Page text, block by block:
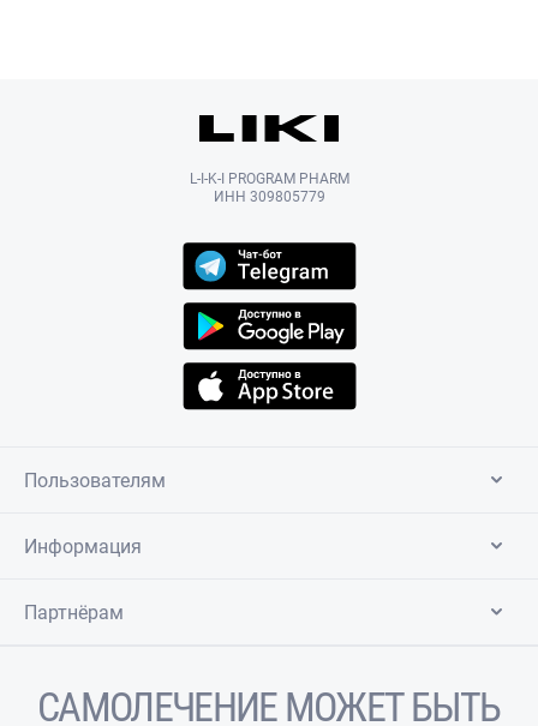
L-I-K-I PROGRAM PHARM
ИНН 309805779
Пользователям
Информация
Партнёрам
САМОЛЕЧЕНИЕ МОЖЕТ БЫТЬ